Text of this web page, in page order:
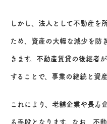
しかし、法人として不動産を
ため、資産の大幅な減少を防
きます。不動産賃貸の後継者
することで、事業の継続と資
これにより、老舗企業や長寿
る手段となります。なお、不